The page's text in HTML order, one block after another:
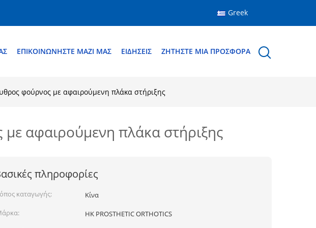
Greek
ΕΠΙΚΟΙΝΩΝΉΣΤΕ ΜΑΖΊ ΜΑΣ ΕΙΔΉΣΕΙΣ ΖΗΤΉΣΤΕ ΜΙΑ ΠΡΟΣΦΟΡΆ
φούρνος με αφαιρούμενη πλάκα στήριξης
αφαιρούμενη πλάκα στήριξης
πληροφορίες
καταγωγής:
Κίνα
HK PROSTHETIC ORTHOTICS